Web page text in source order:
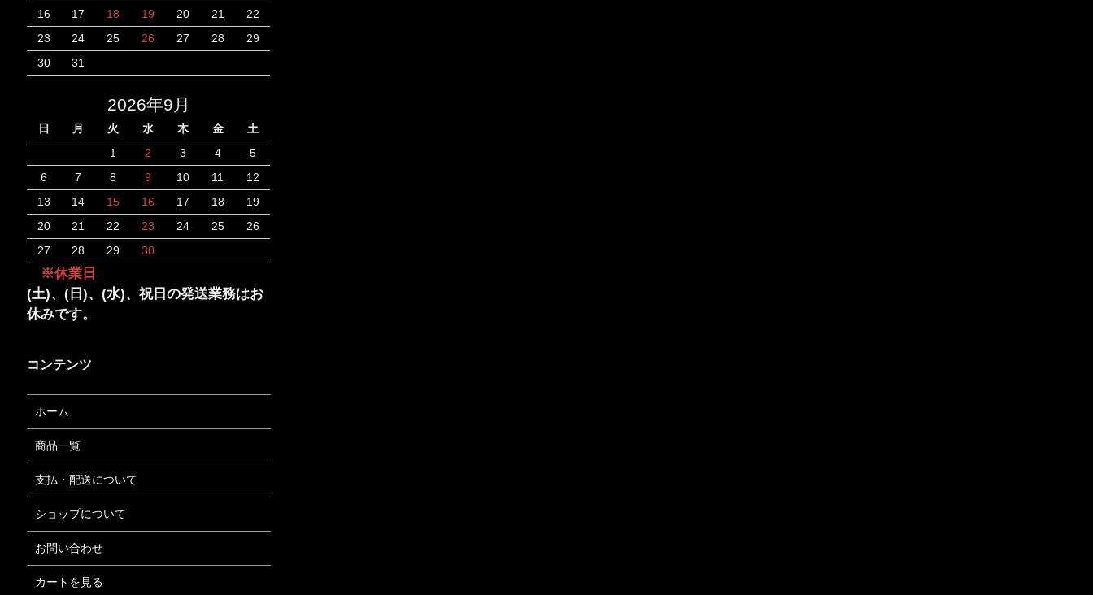
16
17 18 19 20 21
22
23
24 25 26 27 28
29
30
31
2026年9月
日 月 火 水 木 金
土
1
2 3 4
5
6
7 8 9 10 11
12
13
14 15 16 17 18
19
20
21 22 23 24 25
26
27
28 29 30
※休業日
(土)、(日)、(水)、祝日の発送業務はお
休みです。
コンテンツ
ホーム
商品一覧
支払・配送について
ショップについて
お問い合わせ
カートを見る